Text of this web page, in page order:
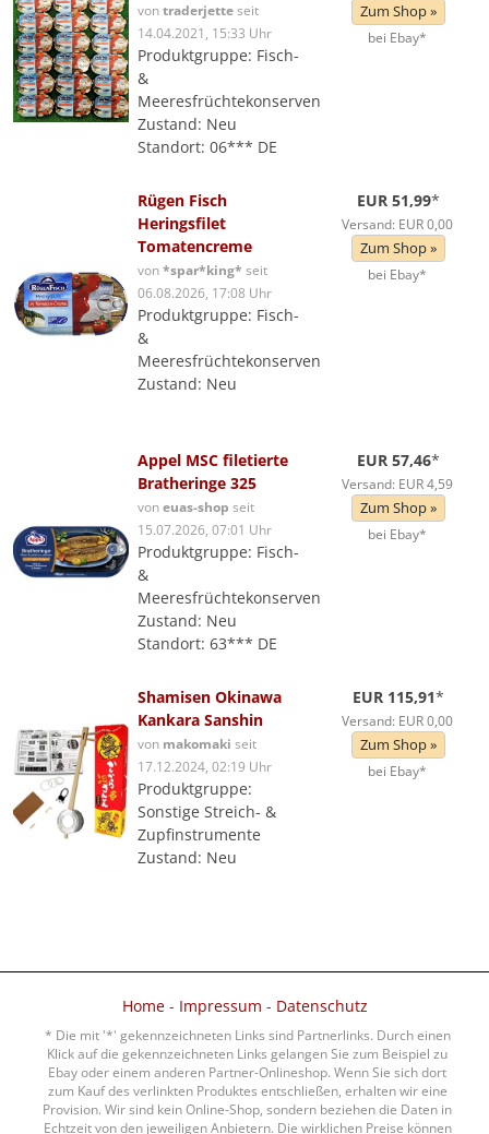
vontraderjetteseit
14.04.2021, 15:33 Uhr
Produktgruppe: Fisch-
&
Meeresfrüchtekonserven
Zustand: Neu
Standort: 06*** DE
Zum Shop »
bei Ebay*
Rügen Fisch
Heringsfilet
Tomatencreme
von*spar*king* seit
06.08.2026, 17:08 Uhr
Produktgruppe: Fisch-
&
Meeresfrüchtekonserven
Zustand: Neu
EUR 51,99*
Versand: EUR 0,00
Zum Shop »
bei Ebay*
Appel MSC filetierte
Bratheringe 325
voneuas-shop seit
15.07.2026, 07:01 Uhr
Produktgruppe: Fisch-
&
Meeresfrüchtekonserven
Zustand: Neu
Standort: 63*** DE
EUR 57,46*
Versand: EUR 4,59
Zum Shop »
bei Ebay*
Shamisen Okinawa
Kankara Sanshin
von makomaki seit
17.12.2024, 02:19 Uhr
Produktgruppe:
Sonstige Streich- &
Zupfinstrumente
Zustand: Neu
EUR 115,91*
Versand: EUR 0,00
Zum Shop »
bei Ebay*
Home- Impressum - Datenschutz
* Die mit '*' gekennzeichneten Links sind Partnerlinks. Durch einen
Klick auf die gekennzeichneten Links gelangen Sie zum Beispiel zu
Ebay oder einem anderen Partner-Onlineshop. Wenn Sie sich dort
zum Kauf des verlinkten Produktes entschließen, erhalten wir eine
Provision. Wir sind kein Online-Shop, sondern beziehen die Daten in
Echtzeit von den jeweiligen Anbietern. Die wirklichen Preise können